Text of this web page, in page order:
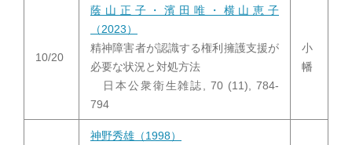
10/20
蔭山正子・濱田唯・横山恵子
（2023）
精神障害者が認識する権利擁護支援が
必要な状況と対処方法
日本公衆衛生雑誌, 70 (11), 784-
794
小
幡
神野秀雄（1998）